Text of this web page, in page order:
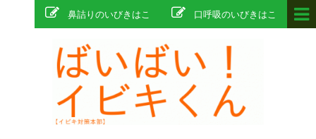
口呼吸のいびきはこ
鼻詰りのいびきはこ